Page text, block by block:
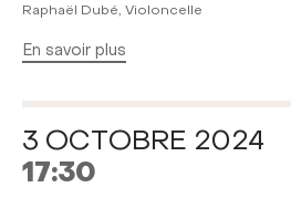
Raphaël Dubé, Violoncelle
En savoir plus
3 OCTOBRE 2024
17:30